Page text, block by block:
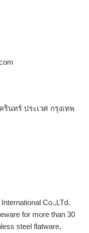
นทร์ ประเวศ กรุงเทพ
Co.,LTd.
for more than 30
steel flatware,